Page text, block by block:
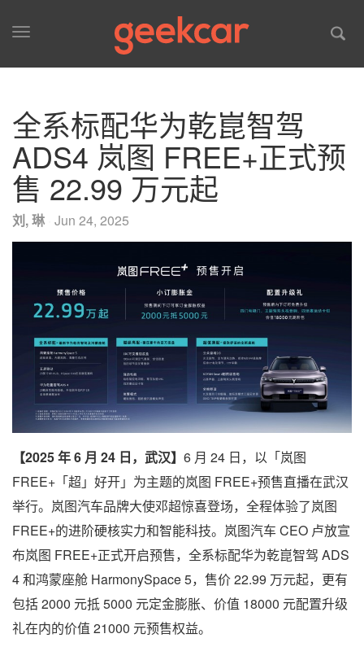
Toggle
全系标配华为乾崑智驾
ADS4 岚图 FREE+正式预
售 22.99 万元起
刘, 琳 Jun 24, 2025
【2025 年 6 月 24 日，武汉】 6 月 24 日，以「岚图
FREE+「超」好开」为主题的岚图 FREE+预售直播在武汉
举行。岚图汽车品牌大使邓超惊喜登场，全程体验了岚图
FREE+的进阶硬核实力和智能科技。岚图汽车 CEO 卢放宣
布岚图 FREE+正式开启预售，全系标配华为乾崑智驾 ADS
4 和鸿蒙座舱 HarmonySpace 5，售价 22.99 万元起，更有
包括 2000 元抵 5000 元定金膨胀、价值 18000 元配置升级
礼在内的价值 21000 元预售权益。